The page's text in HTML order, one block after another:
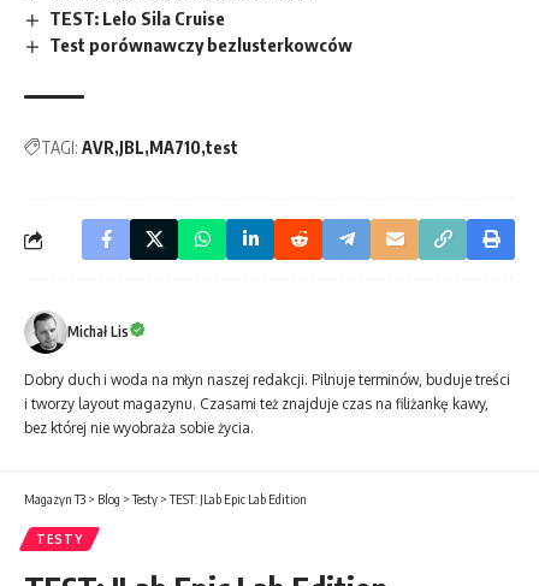
TEST: Lelo Sila Cruise
Test porównawczy bezlusterkowców
TAGI: AVR JBL MA710 test
Michał Lis
Dobry duch i woda na młyn naszej redakcji. Pilnuje terminów, buduje treści
i tworzy layout magazynu. Czasami też znajduje czas na filiżankę kawy,
bez której nie wyobraża sobie życia.
Magazyn T3 > Blog >Testy >TEST: JLab Epic Lab Edition
TESTY